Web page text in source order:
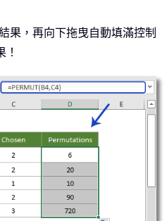
果，再向下拖曳自動填滿控制